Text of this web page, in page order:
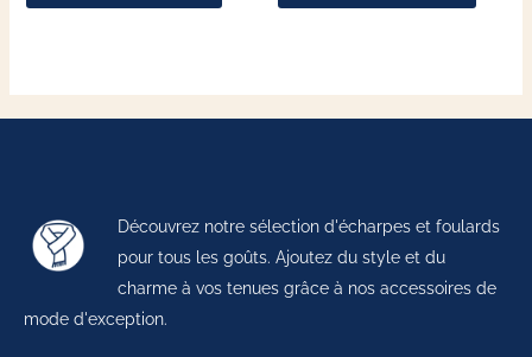
la
Découvrez notre sélection d'écharpes et foulards
pour tous les goûts. Ajoutez du style et du
charme à vos tenues grâce à nos accessoires de
mode d'exception.